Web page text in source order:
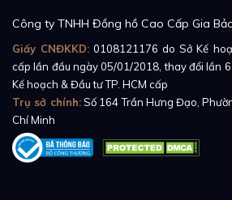
Công ty TNHH Đồng hồ Cao Cấp Gia
Giấy CNĐKKD: 0108121176 do Sở Kế
cấp lần đầu ngày 05/01/2018, thay đổi lần
Kế hoạch & Đầu tư TP. HCM cấp
Trụ sở chính:Số 164 Trần Hưng Đạo,
Chí Minh